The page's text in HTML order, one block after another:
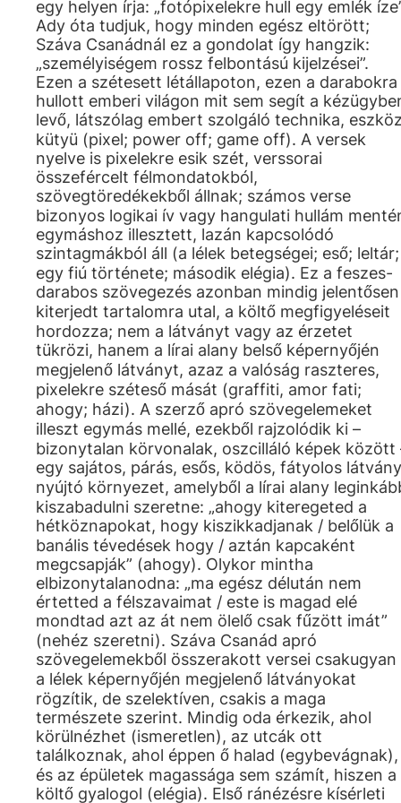
egy helyen írja: „fotópixelekre hull egy emlék
Ady óta tudjuk, hogy minden egész eltörött;
Száva Csanádnál ez a gondolat így hangzik:
„személyiségem rossz felbontású kijelzései”.
Ezen a szétesett létállapoton, ezen a darabokra
hullott emberi világon mit sem segít a
levő, látszólag embert szolgáló technika,
kütyü (pixel; power off; game off). A versek
nyelve is pixelekre esik szét, verssorai
összefércelt félmondatokból,
szövegtöredékekből állnak; számos verse
bizonyos logikai ív vagy hangulati hullám
egymáshoz illesztett, lazán kapcsolódó
szintagmákból áll (a lélek betegségei; eső; leltár;
egy fiú története; második elégia). Ez a feszes-
darabos szövegezés azonban mindig jelentősen
kiterjedt tartalomra utal, a költő megfigyeléseit
hordozza; nem a látványt vagy az érzetet
tükrözi, hanem a lírai alany belső képernyőjén
megjelenő látványt, azaz a valóság raszteres,
pixelekre széteső mását (graffiti, amor fati;
ahogy; házi). A szerző apró szövegelemeket
illeszt egymás mellé, ezekből rajzolódik ki –
bizonytalan körvonalak, oszcilláló képek között
egy sajátos, párás, esős, ködös, fátyolos
nyújtó környezet, amelyből a lírai alany
kiszabadulni szeretne: „ahogy kiteregeted a
hétköznapokat, hogy kiszikkadjanak / belőlük a
banális tévedések hogy / aztán kapcaként
megcsapják” (ahogy). Olykor mintha
elbizonytalanodna: „ma egész délután nem
értetted a félszavaimat / este is magad elé
mondtad azt az át nem ölelő csak fűzött imát”
(nehéz szeretni). Száva Csanád apró
szövegelemekből összerakott versei csakugyan
a lélek képernyőjén megjelenő látványokat
rögzítik, de szelektíven, csakis a maga
természete szerint. Mindig oda érkezik, ahol
körülnézhet (ismeretlen), az utcák ott
találkoznak, ahol éppen ő halad (egybevágnak),
és az épületek magassága sem számít, hiszen a
költő gyalogol (elégia). Első ránézésre kísérleti